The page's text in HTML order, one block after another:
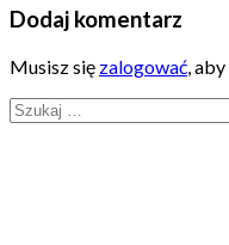
Dodaj komentarz
Musisz się zalogować,
Szukaj: